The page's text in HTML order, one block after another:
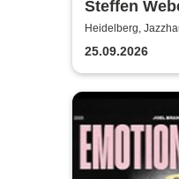
Steffen
Heidelberg,
25.09.2026